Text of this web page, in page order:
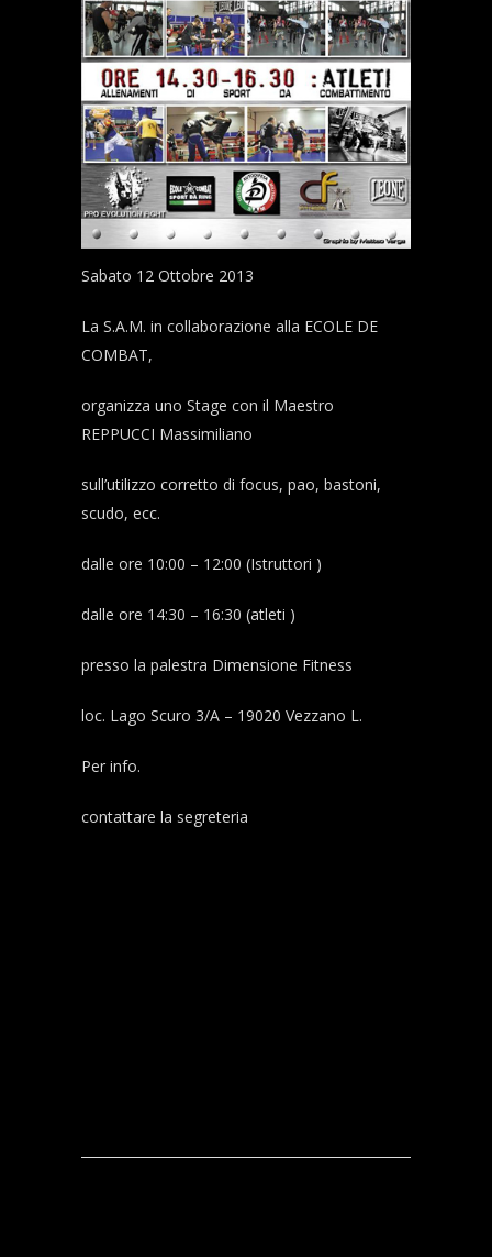
Sabato 12 Ottobre 2013
La S.A.M. in collaborazione alla ECOLE DE
COMBAT,
organizza uno Stage con il Maestro
REPPUCCI Massimiliano
sull’utilizzo corretto di focus, pao, bastoni,
scudo, ecc.
dalle ore 10:00 – 12:00 (Istruttori )
dalle ore 14:30 – 16:30 (atleti )
presso la palestra Dimensione Fitness
loc. Lago Scuro 3/A – 19020 Vezzano L.
Per info.
contattare la segreteria